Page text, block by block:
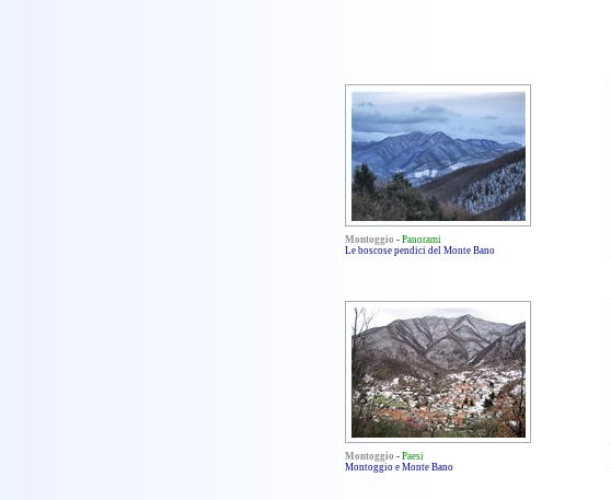
Montoggio - Panorami
Le boscose pendici del Monte Bano
Montoggio - Paesi
Montoggio e Monte Bano